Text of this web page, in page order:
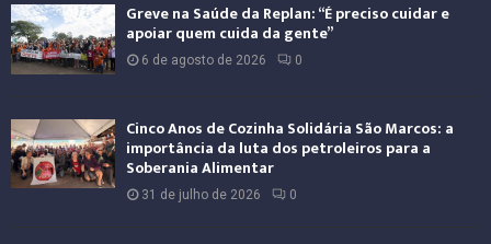
Greve na Saúde da Replan: “É preciso cuidar e
apoiar quem cuida da gente”
6 de agosto de 2026 0
Cinco Anos de Cozinha Solidária São Marcos: a
importância da luta dos petroleiros para a
Soberania Alimentar
31 de julho de 2026 0